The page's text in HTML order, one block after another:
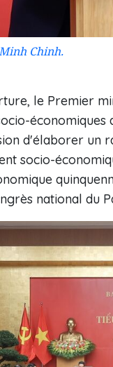
Chinh.
le Premier
économiques
d'élaborer un
socio-
national du